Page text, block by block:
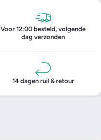
Voor 12:00 besteld, volgende
dag verzonden
14 dagen ruil & retour